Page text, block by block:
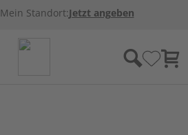
Mein Standort:Jetzt angeben